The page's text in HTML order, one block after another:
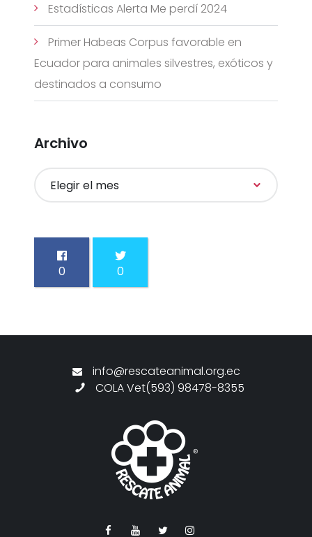
Estadísticas Alerta Me perdí 2024
Primer Habeas Corpus favorable en
Ecuador para animales silvestres, exóticos y
destinados a consumo
Archivo
0 0
info@rescateanimal.org.ec
COLA Vet(593) 98478-8355